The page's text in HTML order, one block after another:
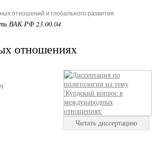
отношений и глобального развития
ВАК РФ 23.00.04
отношениях
Читать диссертацию